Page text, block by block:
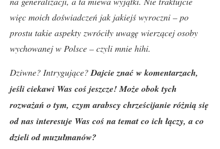
więc moich doświadczeń jak jakiejś wyroczni – po
prostu takie aspekty zwróciły uwagę wierzącej osoby
wychowanej w Polsce – czyli mnie hihi.
Dziwne? Intrygujące?Dajcie znać w komentarzach,
jeśli ciekawi Was coś jeszcze! Może obok tych
rozważań o tym, czym arabscy chrześcijanie różnią się
od nas interesuje Was coś na temat co ich łączy, a co
dzieli od muzułmanów?